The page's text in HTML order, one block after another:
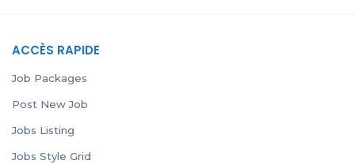
ACCÈS RAPIDE
Job Packages
Post New Job
Jobs Listing
Jobs Style Grid